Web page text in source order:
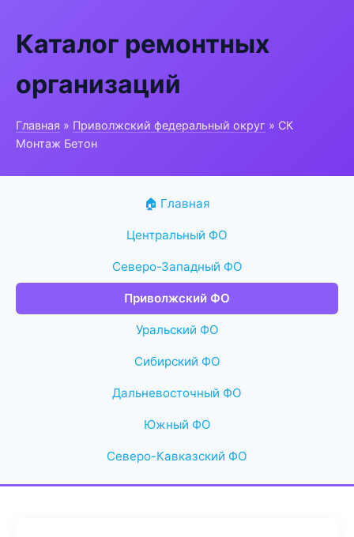
Каталог ремонтных
организаций
Главная » Приволжский федеральный округ » СК
Монтаж Бетон
🏠 Главная
Центральный ФО
Северо-Западный ФО
Приволжский ФО
Уральский ФО
Сибирский ФО
Дальневосточный ФО
Южный ФО
Северо-Кавказский ФО